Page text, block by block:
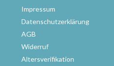
Impressum
Datenschutzerklärung
AGB
Widerruf
Altersverifikation